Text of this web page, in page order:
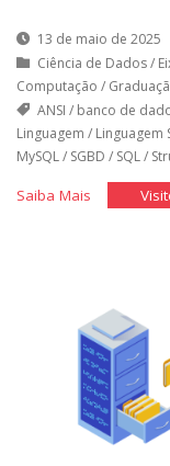
13 de maio de 2025
Ciência de Dados/
Computação /
ANSI / banco de
Linguagem / Linguagem
MySQL/ SGBD / SQL/
Saiba Mais"Modelo